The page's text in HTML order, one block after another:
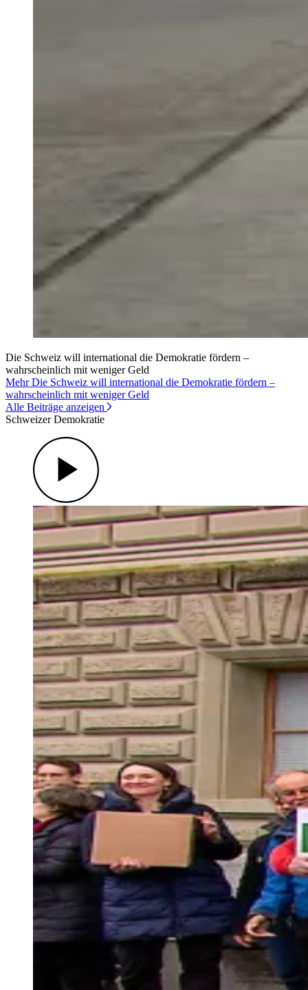
Die Schweiz will international die Demokratie fördern –
wahrscheinlich mit weniger Geld
Mehr Die Schweiz will international die Demokratie fördern –
wahrscheinlich mit weniger Geld
Alle Beiträge anzeigen
Schweizer Demokratie